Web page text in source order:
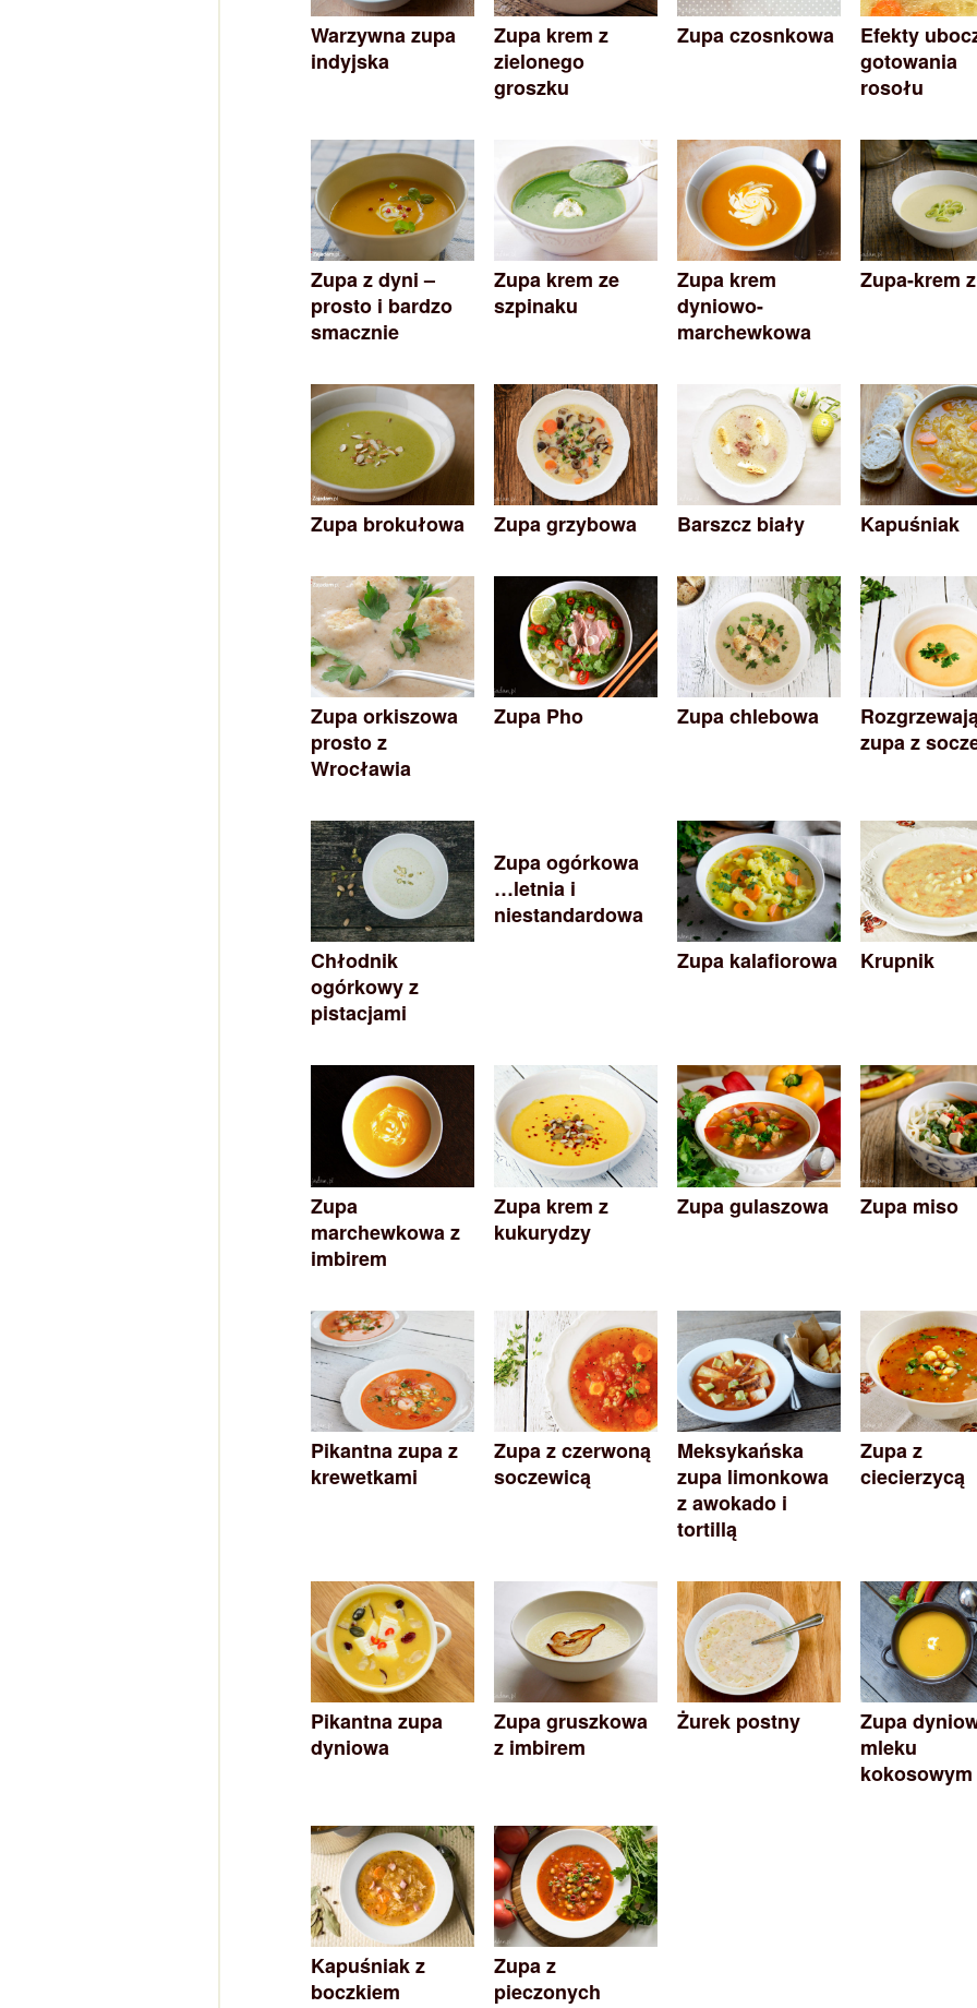
Warzywna zupa
indyjska
Zupa krem z
zielonego
groszku
Zupa czosnkowa
Efekty
gotowania
rosołu
Zupa z dyni –
prosto i bardzo
smacznie
Zupa krem ze
szpinaku
Zupa krem
dyniowo-
marchewkowa
Zupa-krem
Zupa brokułowa Zupa grzybowa Barszcz biały Kapuśniak
Zupa orkiszowa
prosto z
Wrocławia
Zupa Pho Zupa chlebowa
zupa z
Chłodnik
ogórkowy z
pistacjami
Zupa ogórkowa
…letnia i
niestandardowa
Zupa kalafiorowa
Krupnik
Zupa
marchewkowa z
imbirem
Zupa krem z
kukurydzy
Zupa gulaszowa Zupa miso
Pikantna zupa z
krewetkami
Zupa z czerwoną
soczewicą
Meksykańska
zupa limonkowa
z awokado i
tortillą
Zupa z
ciecierzycą
Pikantna zupa
dyniowa
Zupa gruszkowa
z imbirem
Żurek postny
Zupa
mleku
kokosowym
Kapuśniak z
boczkiem
Zupa z
pieczonych